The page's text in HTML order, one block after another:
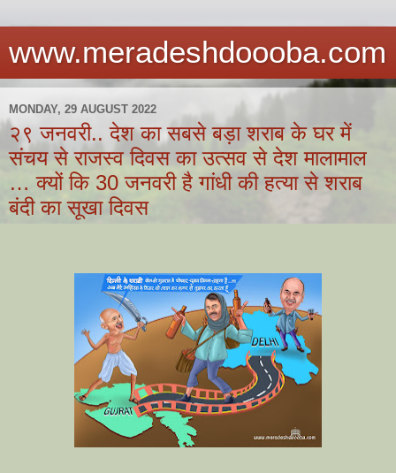
www.meradeshdoooba.com
MONDAY, 29 AUGUST 2022
२९ जनवरी.. देश का सबसे बड़ा शराब के घर में
संचय से राजस्व दिवस का उत्सव से देश मालामाल
… क्यों कि 30 जनवरी है गांधी की हत्या से शराब
बंदी का सूखा दिवस